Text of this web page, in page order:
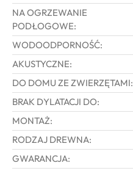
NA OGRZEWANIE
PODŁOGOWE:
WODOODPORNOŚĆ:
AKUSTYCZNE:
DO DOMU ZE ZWIERZĘTAMI:
BRAK DYLATACJI DO:
MONTAŻ:
RODZAJ DREWNA:
GWARANCJA: